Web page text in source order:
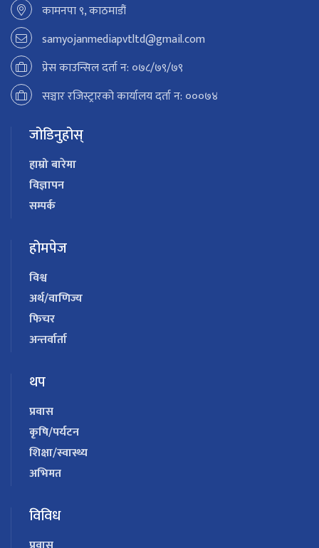
कामनपा ९, काठमाडौं
samyojanmediapvtltd@gmail.com
प्रेस काउन्सिल दर्ता न: ०७८/७९/७९
सञ्चार रजिस्ट्रारको कार्यालय दर्ता न: ०००७४
जोडिनुहोस्
हाम्रो बारेमा
विज्ञापन
सम्पर्क
होमपेज
विश्व
अर्थ/वाणिज्य
फिचर
अन्तर्वार्ता
थप
प्रवास
कृषि/पर्यटन
शिक्षा/स्वास्थ्य
अभिमत
विविध